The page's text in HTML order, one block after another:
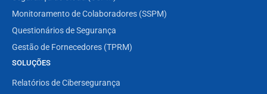
Monitoramento de Colaboradores (SSPM)
Questionários de Segurança
Gestão de Fornecedores (TPRM)
SOLUÇÕES
Relatórios de Cibersegurança